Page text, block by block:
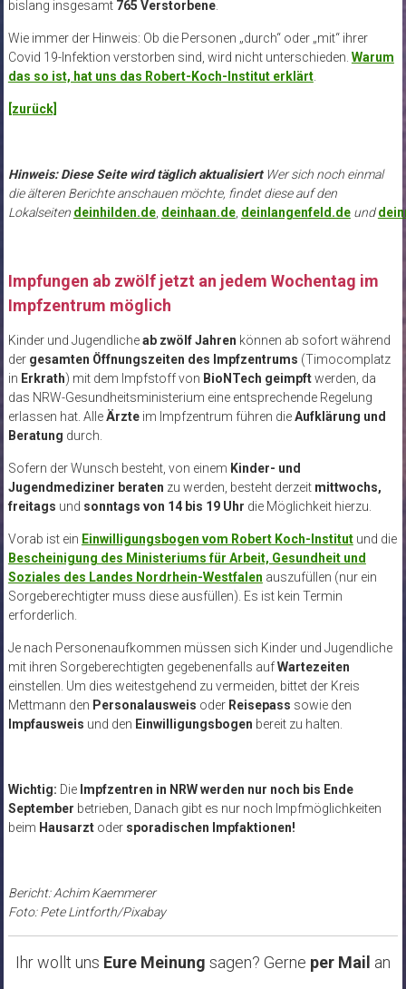
bislang insgesamt 765 Verstorbene.
Wie immer der Hinweis: Ob die Personen „durch“ oder „mit“ ihrer
Covid 19-Infektion verstorben sind, wird nicht unterschieden. Warum
das so ist, hat uns das Robert-Koch-Institut erklärt.
[zurück]
Hinweis: Diese Seite wird täglich aktualisiert Wer sich noch einmal
die älteren Berichte anschauen möchte, findet diese auf den
Lokalseiten deinhilden.de, deinhaan.de, deinlangenfeld.deund
Impfungen ab zwölf jetzt an jedem Wochentag im
Impfzentrum möglich
Kinder und Jugendlicheab zwölf Jahren können ab sofort während
der gesamten Öffnungszeiten des Impfzentrums (Timocomplatz
in Erkrath) mit dem Impfstoff von BioNTech geimpftwerden, da
das NRW-Gesundheitsministerium eine entsprechende Regelung
erlassen hat. AlleÄrzteim Impfzentrum führen dieAufklärung und
Beratung durch.
Sofern der Wunsch besteht, von einem Kinder- und
Jugendmediziner beraten zu werden, besteht derzeit mittwochs,
freitags und sonntags von 14 bis 19 Uhr die Möglichkeit hierzu.
Vorab ist ein Einwilligungsbogen vom Robert Koch-Institutund die
Bescheinigung des Ministeriums für Arbeit, Gesundheit und
Soziales des Landes Nordrhein-Westfalen auszufüllen (nur ein
Sorgeberechtigter muss diese ausfüllen). Es ist kein Termin
erforderlich.
Je nach Personenaufkommen müssen sich Kinder und Jugendliche
mit ihren Sorgeberechtigten gegebenenfalls aufWartezeiten
einstellen. Um dies weitestgehend zu vermeiden, bittet der Kreis
Mettmann den Personalausweis oder Reisepass sowie den
Impfausweis und den Einwilligungsbogen bereit zu halten.
Wichtig: Die Impfzentren in NRW werden nur noch bis Ende
September betrieben, Danach gibt es nur noch Impfmöglichkeiten
beim Hausarztoder sporadischen Impfaktionen!
Bericht: Achim Kaemmerer
Foto: Pete Lintforth/Pixabay
Ihr wollt uns Eure Meinung sagen? Gerne per Mail an